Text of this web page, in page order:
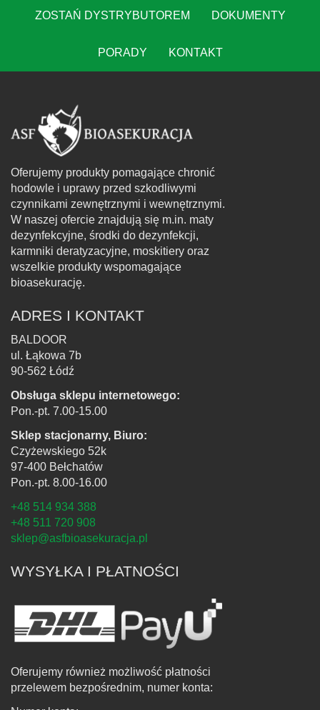
ZOSTAŃ DYSTRYBUTOREM DOKUMENTY
PORADY KONTAKT
Oferujemy produkty pomagające chronić
hodowle i uprawy przed szkodliwymi
czynnikami zewnętrznymi i wewnętrznymi.
W naszej ofercie znajdują się m.in. maty
dezynfekcyjne, środki do dezynfekcji,
karmniki deratyzacyjne, moskitiery oraz
wszelkie produkty wspomagające
bioasekurację.
ADRES I KONTAKT
BALDOOR
ul. Łąkowa 7b
90-562 Łódź
Obsługa sklepu internetowego:
Pon.-pt. 7.00-15.00
Sklep stacjonarny, Biuro:
Czyżewskiego 52k
97-400 Bełchatów
Pon.-pt. 8.00-16.00
+48 514 934 388
+48 511 720 908
sklep@asfbioasekuracja.pl
WYSYŁKA I PŁATNOŚCI
Oferujemy również możliwość płatności
przelewem bezpośrednim, numer konta: